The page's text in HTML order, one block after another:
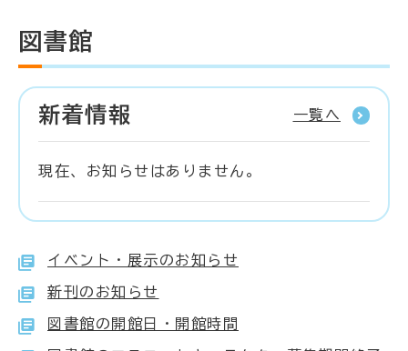
図書館
新着情報 一覧へ
現在、お知らせはありません。
イベント・展示のお知らせ
新刊のお知らせ
図書館の開館日・開館時間